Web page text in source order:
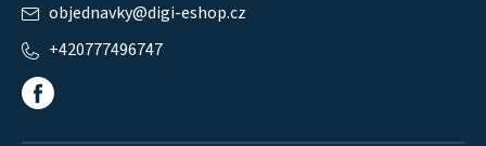
objednavky@digi-eshop.cz
+420777496747